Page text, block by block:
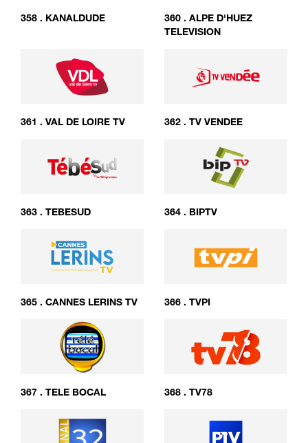
358 . KANALDUDE 360 . ALPE D'HUEZ
TELEVISION
361 . VAL DE LOIRE TV 362 . TV VENDEE
363 . TEBESUD 364 . BIPTV
365 . CANNES LERINS TV 366 . TVPI
367 . TELE BOCAL 368 . TV78